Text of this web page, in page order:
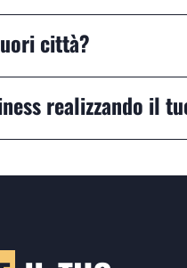
città?
realizzando il